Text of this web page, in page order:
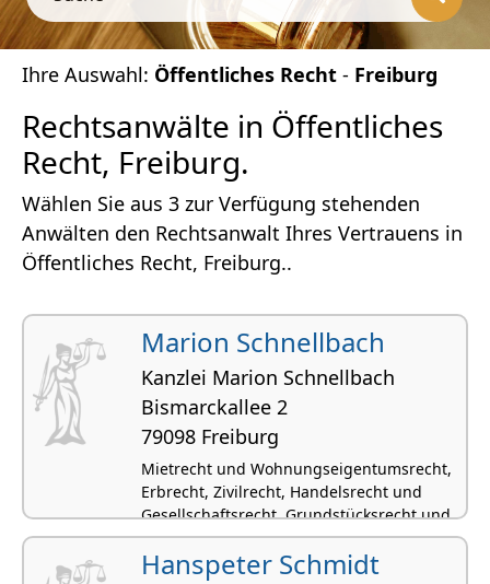
Ihre Auswahl: Öffentliches Recht - Freiburg
Rechtsanwälte in Öffentliches
Recht, Freiburg.
Wählen Sie aus 3 zur Verfügung stehenden
Anwälten den Rechtsanwalt Ihres Vertrauens in
Öffentliches Recht, Freiburg..
Marion Schnellbach
Kanzlei Marion Schnellbach
Bismarckallee 2
79098 Freiburg
Mietrecht und Wohnungseigentumsrecht,
Erbrecht, Zivilrecht, Handelsrecht und
Gesellschaftsrecht, Grundstücksrecht und
Immobilienrecht
Hanspeter Schmidt